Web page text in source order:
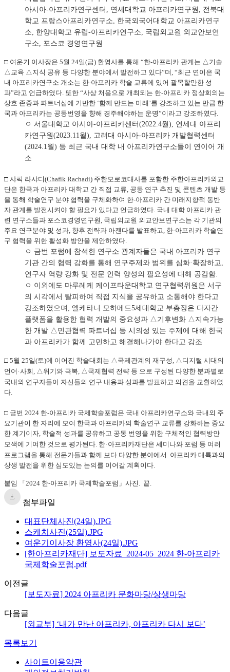
아시아-아프리카연구센터, 연세대학교 아프리카연구원, 전북대
학교 프랑스아프리카연구소, 한국외국어대학교 아프리카연구
소, 한양대학교 유럽-아프리카연구소, 국립외교원 외교안보연
구소, 포스코 경영연구원
□ 여운기 이사장은 5월 24일(금) 환영사를 통해 “한-아프리카 관계는 △기술
△교육 △지식 공유 등 다양한 분야에서 발전하고 있다”며, “최근 연이은 국
내 아프리카연구소 개소는 한-아프리카 학술 교류에 있어 괄목할만한 성
과”라고 언급하였다. 또한 “사상 처음으로 개최되는 한-아프리카 정상회의는
상호 존중과 파트너십에 기반한 ‘함께 만드는 미래’를 강조하고 있는 만큼 한
국과 아프리카는 공동번영을 향해 경주해야하는 운명”이라고 강조하였다.
ㅇ 서울대학교 아시아-아프리카센터(2022.4월), 연세대 아프리
카연구원(2023.11월), 고려대 아시아-아프리카 개발협력센터
(2024.1월) 등 최근 국내 대학 내 아프리카연구소들이 연이어 개
소
□ 샤픽 라샤디(Chafik Rachadi) 주한모로코대사를 포함한 주한아프리카외교
단은 한국과 아프리카 대학교 간 직접 교류, 공동 연구 추진 및 콘텐츠 개발 등
을 통해 학술연구 분야 협력을 구체화하여 한-아프리카 간 미래지향적 동반
자 관계를 발전시켜야 할 필요가 있다고 언급하였다. 국내 대학 아프리카 관
련 연구소들과 포스코경영연구원, 국립외교원 외교안보연구소는 각 기관의
주요 연구분야 및 성과, 향후 전략과 아젠다를 발표하고, 한-아프리카 학술연
구 협력을 위한 활성화 방안을 제안하였다.
ㅇ 금번 포럼에 참석한 연구소 관계자들은 국내 아프리카 연구
기관 간의 협력 강화를 통해 연구주제와 범위를 심화·확장하고,
연구자 역량 강화 및 전문 인력 양성의 필요성에 대해 공감함.
ㅇ 이외에도 마루레케 케이프타운대학교 연구협력위원은 서구
의 시각에서 탈피하여 직접 지식을 공유하고 소통해야 한다고
강조하였으며, 엘케타니 모하메드5세대학교 부총장은 다자간
플랫폼을 활용한 협력 개발의 중요성과 △기후변화 △지속가능
한 개발 △민관협력 파트너십 등 시의성 있는 주제에 대해 한국
과 아프리카가 함께 고민하고 해결해나가야 한다고 강조
□ 5월 25일(토)에 이어진 학술대회는 △국제관계의 재구성, △디지털 시대의
언어 ·사회, △위기와 극복, △국제협력 전략 등 으로 구성된 다양한 분과별로
국내외 연구자들이 자신들의 연구 내용과 성과를 발표하고 의견을 교환하였
다.
□ 금번 2024 한-아프리카 국제학술포럼은 국내 아프리카연구소와 국내외 주
요기관이 한 자리에 모여 한국과 아프리카의 학술연구 교류를 강화하는 중요
한 계기이자, 학술적 성과를 공유하고 공동 번영을 위한 구체적인 협력방안
모색에 기여한 것으로 평가된다. 한· 아프리카재단은 세미나와 포럼 등 여러
프로그램을 통해 전문가들과 함께 보다 다양한 분야에서 아프리카 대륙과의
상생 발전을 위한 심도있는 논의를 이어갈 계획이다.
붙임 「2024 한-아프리카 국제학술포럼」사진. 끝.
첨부파일
대표단체사진(24일).JPG
스케치사진(25일).JPG
여운기이사장 환영사(24일).JPG
[한아프리카재단] 보도자료_2024-05_2024 한-아프리카
국제학술포럼.pdf
이전글
[보도자료] 2024 아프리카 문화마당/상생마당
다음글
[외교부] ‘내가 만난 아프리카, 아프리카 다시 보다’
목록보기
사이트이용약관